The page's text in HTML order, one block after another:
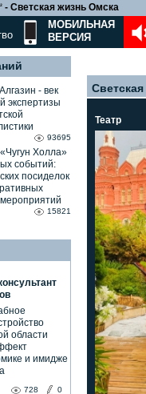
2 - Светская жизнь Омска
МОБИЛЬНАЯ
ВЕРСИЯ
⁃ век
экспертизы
93695
Холла»
событий:
посиделок
15821
области
и имидже
728 0
Театр